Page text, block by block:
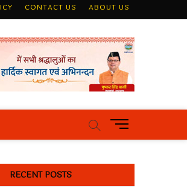
CONTACT US ABOUT US
M
e
u
RECENT POSTS